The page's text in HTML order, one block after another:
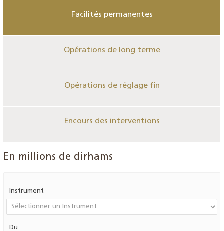
Facilités permanentes
Opérations de long terme
Opérations de réglage fin
Encours des interventions
En millions de dirhams
Instrument
Du